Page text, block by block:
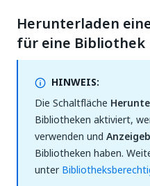
Herunterladen
für eine Bibliothek
HINWEIS:
Die Schaltfläche
Bibliotheken aktiviert,
verwenden und
Bibliotheken haben.
unter